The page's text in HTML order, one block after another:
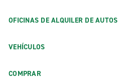
OFICINAS DE ALQUILER DE AUTOS
VEHÍCULOS
COMPRAR